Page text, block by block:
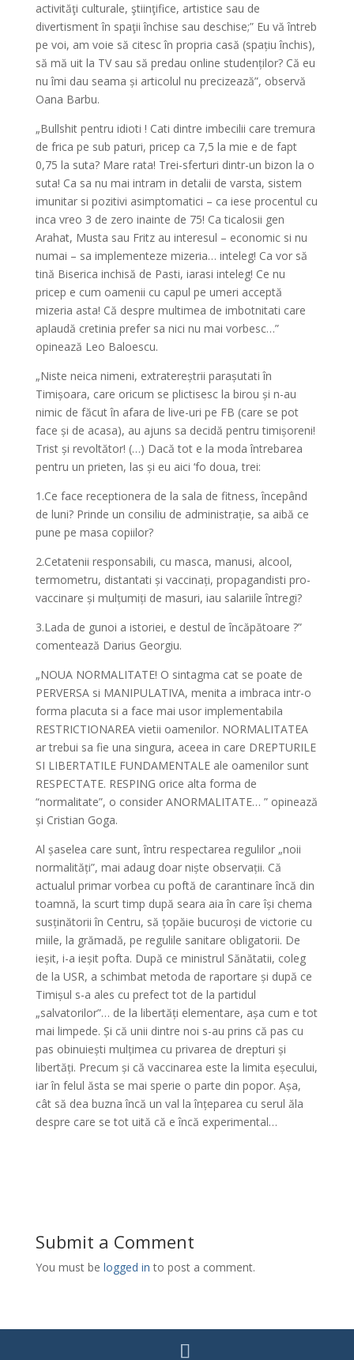
activităţi culturale, ştiinţifice, artistice sau de
divertisment în spaţii închise sau deschise;” Eu vă întreb
pe voi, am voie să citesc în propria casă (spațiu închis),
să mă uit la TV sau să predau online studenților? Că eu
nu îmi dau seama și articolul nu precizează”, observă
Oana Barbu.
„Bullshit pentru idioti ! Cati dintre imbecilii care tremura
de frica pe sub paturi, pricep ca 7,5 la mie e de fapt
0,75 la suta? Mare rata! Trei-sferturi dintr-un bizon la o
suta! Ca sa nu mai intram in detalii de varsta, sistem
imunitar si pozitivi asimptomatici – ca iese procentul cu
inca vreo 3 de zero inainte de 75! Ca ticalosii gen
Arahat, Musta sau Fritz au interesul – economic si nu
numai – sa implementeze mizeria… inteleg! Ca vor să
tină Biserica inchisă de Pasti, iarasi inteleg! Ce nu
pricep e cum oamenii cu capul pe umeri acceptă
mizeria asta! Că despre multimea de imbotnitati care
aplaudă cretinia prefer sa nici nu mai vorbesc…”
opinează Leo Baloescu.
„Niste neica nimeni, extratereștrii parașutati în
Timișoara, care oricum se plictisesc la birou și n-au
nimic de făcut în afara de live-uri pe FB (care se pot
face și de acasa), au ajuns sa decidă pentru timișoreni!
Trist și revoltător! (…) Dacă tot e la moda întrebarea
pentru un prieten, las și eu aici ‘fo doua, trei:
1.Ce face receptionera de la sala de fitness, începând
de luni? Prinde un consiliu de administrație, sa aibă ce
pune pe masa copiilor?
2.Cetatenii responsabili, cu masca, manusi, alcool,
termometru, distantati și vaccinați, propagandisti pro-
vaccinare și mulțumiți de masuri, iau salariile întregi?
3.Lada de gunoi a istoriei, e destul de încăpătoare ?”
comentează Darius Georgiu.
„NOUA NORMALITATE! O sintagma cat se poate de
PERVERSA si MANIPULATIVA, menita a imbraca intr-o
forma placuta si a face mai usor implementabila
RESTRICTIONAREA vietii oamenilor. NORMALITATEA
ar trebui sa fie una singura, aceea in care DREPTURILE
SI LIBERTATILE FUNDAMENTALE ale oamenilor sunt
RESPECTATE. RESPING orice alta forma de
“normalitate”, o consider ANORMALITATE… ” opinează
și Cristian Goga.
Al șaselea care sunt, întru respectarea regulilor „noii
normalități”, mai adaug doar niște observații. Că
actualul primar vorbea cu poftă de carantinare încă din
toamnă, la scurt timp după seara aia în care își chema
susținătorii în Centru, să țopăie bucuroși de victorie cu
miile, la grămadă, pe regulile sanitare obligatorii. De
ieșit, i-a ieșit pofta. După ce ministrul Sănătatii, coleg
de la USR, a schimbat metoda de raportare și după ce
Timișul s-a ales cu prefect tot de la partidul
„salvatorilor”… de la libertăți elementare, așa cum e tot
mai limpede. Și că unii dintre noi s-au prins că pas cu
pas obinuiești mulțimea cu privarea de drepturi și
libertăți. Precum și că vaccinarea este la limita eșecului,
iar în felul ăsta se mai sperie o parte din popor. Așa,
cât să dea buzna încă un val la înțeparea cu serul ăla
despre care se tot uită că e încă experimental…
Submit a Comment
You must be logged in to post a comment.